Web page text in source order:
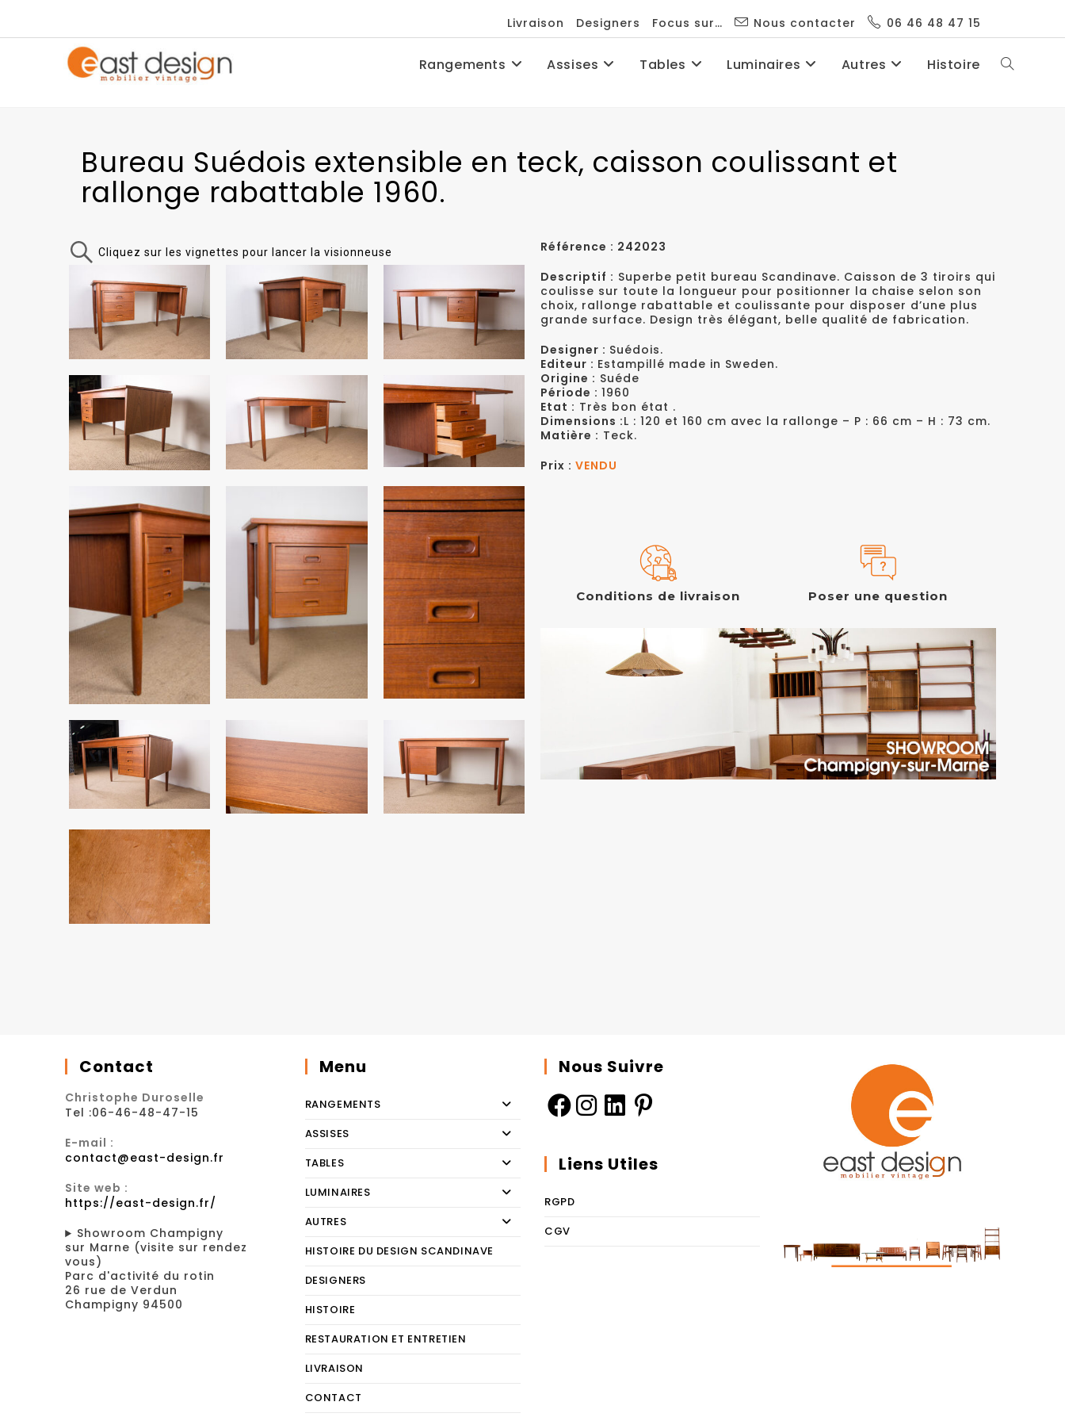
Livraison Designers Focus sur… Nous contacter 06 46 48 47 15
Rangements Assises Tables Luminaires Autres Histoire
Bureau Suédois extensible en teck, caisson coulissant et
rallonge rabattable 1960.
Cliquez sur les vignettes pour lancer la visionneuse
Référence : 242023
Descriptif : Superbe petit bureau Scandinave. Caisson de 3 tiroirs qui
coulisse sur toute la longueur pour positionner la chaise selon son
choix, rallonge rabattable et coulissante pour disposer d’une plus
grande surface. Design très élégant, belle qualité de fabrication.
Designer : Suédois.
Editeur : Estampillé made in Sweden.
Origine : Suéde
Période : 1960
Etat : Très bon état .
Dimensions :L : 120 et 160 cm avec la rallonge – P : 66 cm – H : 73 cm.
Matière : Teck.
Prix : VENDU
Conditions de livraison Poser une question
Contact
Christophe Duroselle
Tel :06-46-48-47-15
E-mail :
contact@east-design.fr
Site web :
https://east-design.fr/
Showroom Champigny
sur Marne (visite sur rendez
vous)
Parc d'activité du rotin
26 rue de Verdun
Champigny 94500
Menu
RANGEMENTS
ASSISES
TABLES
LUMINAIRES
AUTRES
HISTOIRE DU DESIGN SCANDINAVE
DESIGNERS
HISTOIRE
RESTAURATION ET ENTRETIEN
LIVRAISON
CONTACT
Nous Suivre
Liens Utiles
RGPD
CGV